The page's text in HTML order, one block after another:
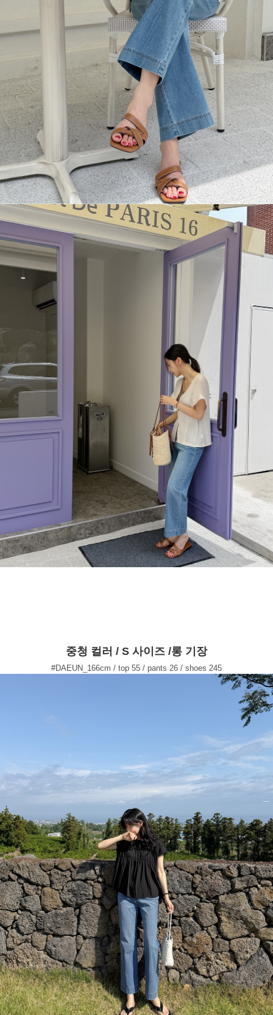
중청 컬러 / S 사이즈 /롱 기장
#DAEUN_166cm / top 55 / pants 26 / shoes 245